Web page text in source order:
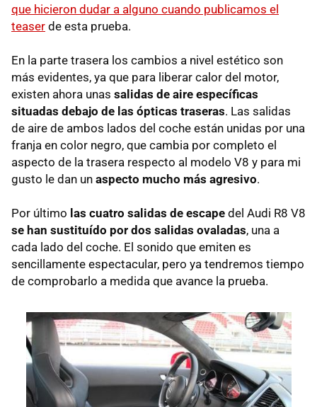
que hicieron dudar a alguno cuando publicamos el
teaser de esta prueba.
En la parte trasera los cambios a nivel estético son
más evidentes, ya que para liberar calor del motor,
existen ahora unas salidas de aire específicas
situadas debajo de las ópticas traseras. Las salidas
de aire de ambos lados del coche están unidas por una
franja en color negro, que cambia por completo el
aspecto de la trasera respecto al modelo V8 y para mi
gusto le dan un aspecto mucho más agresivo.
Por último las cuatro salidas de escape del Audi R8 V8
se han sustituído por dos salidas ovaladas, una a
cada lado del coche. El sonido que emiten es
sencillamente espectacular, pero ya tendremos tiempo
de comprobarlo a medida que avance la prueba.